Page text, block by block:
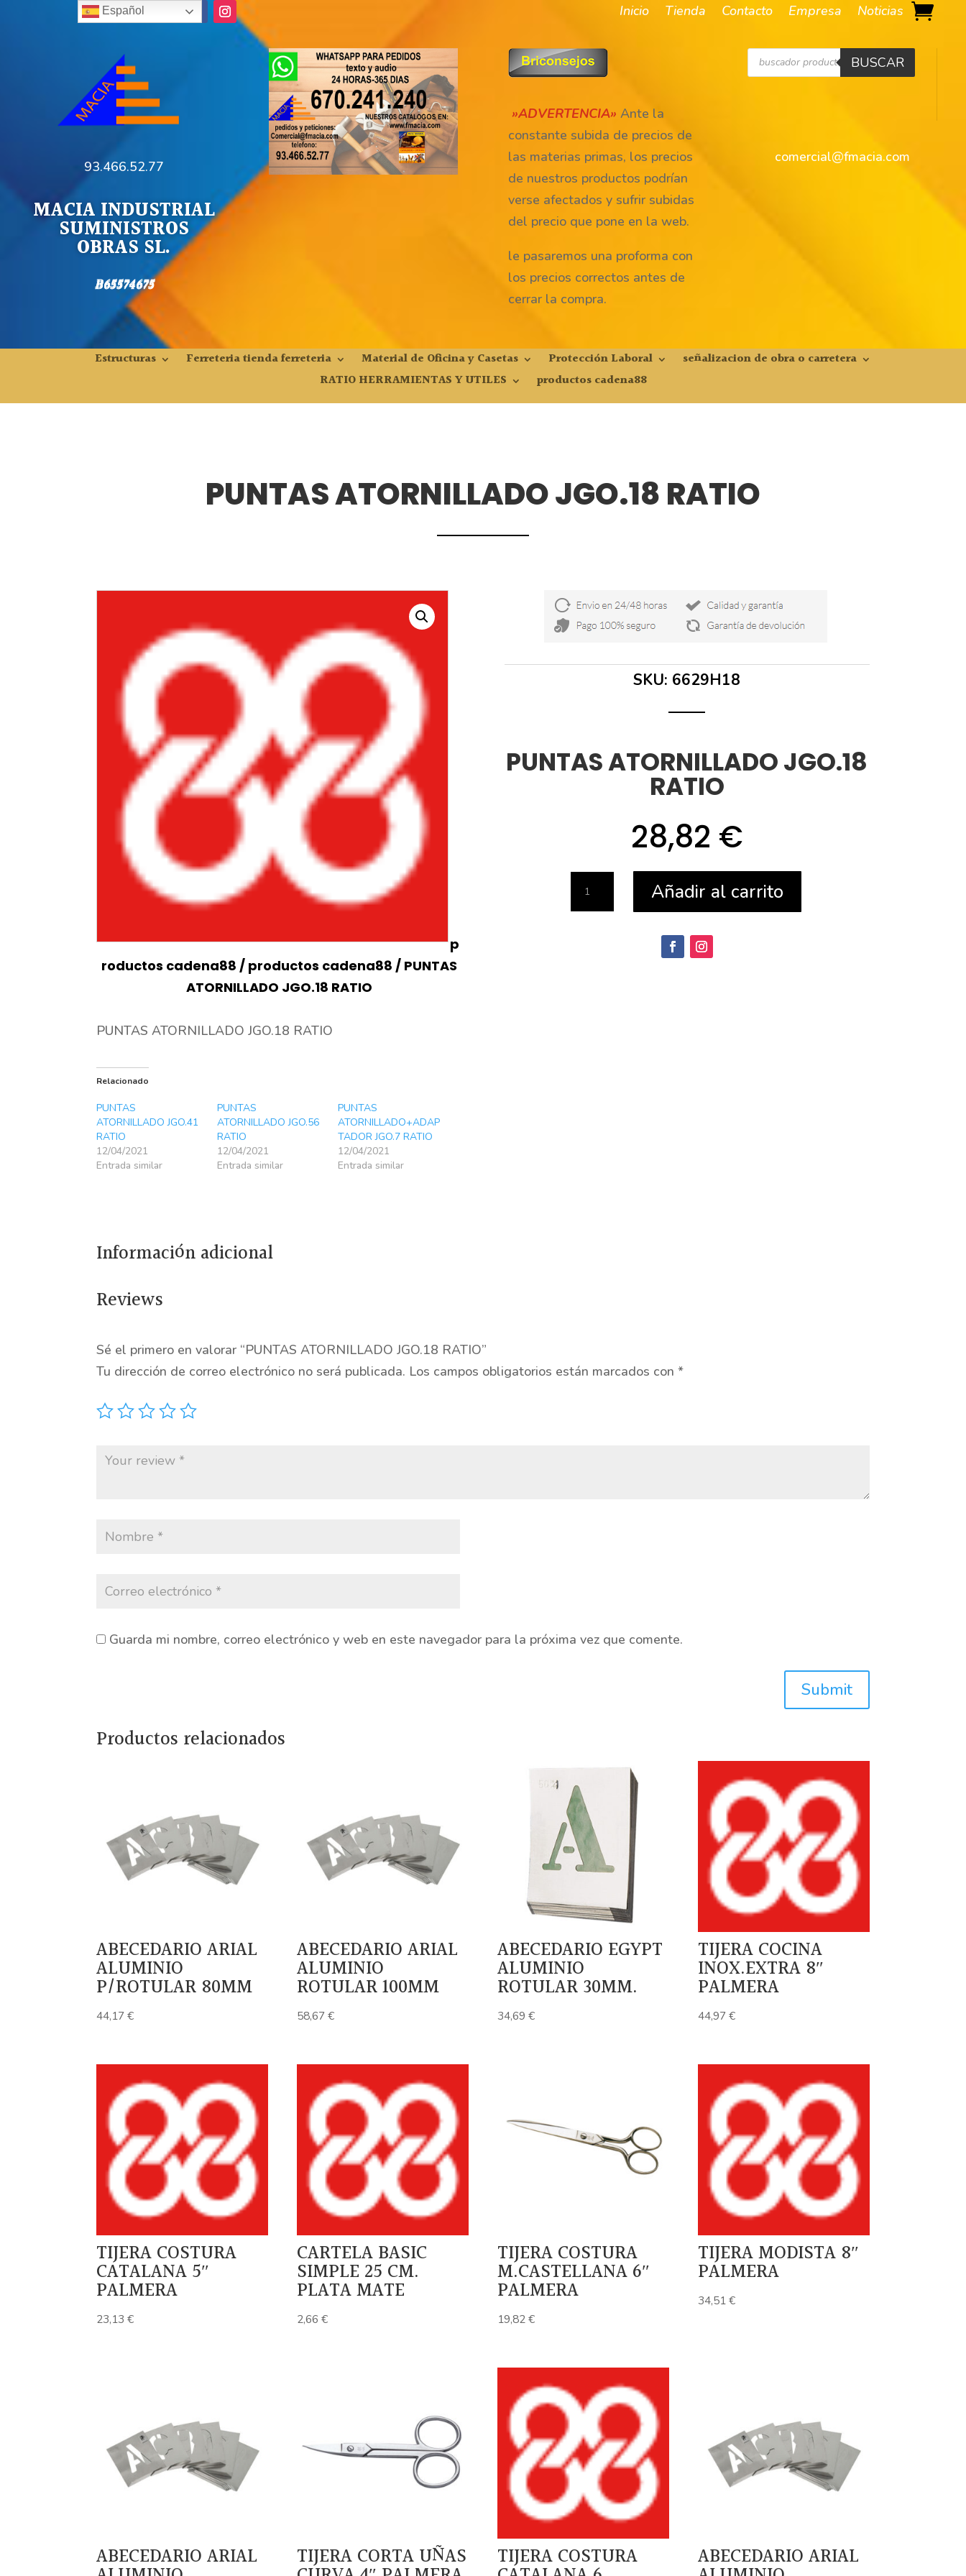
Inicio Tienda Contacto Empresa Noticias
93.466.52.77
MACIA INDUSTRIAL
SUMINISTROS
OBRAS SL.
B65574675
»ADVERTENCIA» Ante la
constante subida de precios de
las materias primas, los precios
de nuestros productos podrían
verse afectados y sufrir subidas
del precio que pone en la web.
le pasaremos una proforma con
los precios correctos antes de
cerrar la compra.
Búsqueda
de
productos
BUSCAR
comercial@fmacia.com
Estructuras Ferreteria tienda ferreteria Material de Oficina y Casetas Protección Laboral
señalizacion de obra o carretera
RATIO HERRAMIENTAS Y UTILES
productos cadena88
PUNTAS ATORNILLADO JGO.18 RATIO
p
roductos cadena88 / productos cadena88 / PUNTAS
ATORNILLADO JGO.18 RATIO
PUNTAS ATORNILLADO JGO.18 RATIO
Relacionado
PUNTAS
ATORNILLADO JGO.41
RATIO
12/04/2021
Entrada similar
PUNTAS
ATORNILLADO JGO.56
RATIO
12/04/2021
Entrada similar
PUNTAS
ATORNILLADO+ADAP
TADOR JGO.7 RATIO
12/04/2021
Entrada similar
SKU: 6629H18
PUNTAS ATORNILLADO JGO.18
RATIO
28,82 €
ATORNILLADOAñadir al carrito
Información adicional
Reviews
Sé el primero en valorar “PUNTAS ATORNILLADO JGO.18 RATIO”
Tu dirección de correo electrónico no será publicada. Los campos obligatorios están marcados con*
Guarda mi nombre, correo electrónico y web en este navegador para la próxima vez que comente.
Submit
Productos relacionados
ABECEDARIO ARIAL
ALUMINIO
P/ROTULAR 80MM
44,17€
ABECEDARIO ARIAL
ALUMINIO
ROTULAR 100MM
58,67€
ABECEDARIO EGYPT
ALUMINIO
ROTULAR 30MM.
34,69€
TIJERA COCINA
INOX.EXTRA 8″
PALMERA
44,97€
TIJERA COSTURA
CATALANA 5″
PALMERA
23,13€
CARTELA BASIC
SIMPLE 25 CM.
PLATA MATE
2,66€
TIJERA COSTURA
M.CASTELLANA 6″
PALMERA
19,82€
TIJERA MODISTA 8″
PALMERA
34,51€
ABECEDARIO ARIAL TIJERA CORTA UÑAS TIJERA COSTURA ABECEDARIO ARIAL
Español